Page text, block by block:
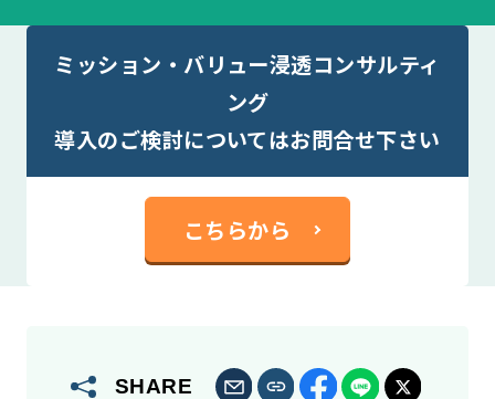
ミッション・バリュー浸透コンサルティ
ング
導入のご検討についてはお問合せ下さい
こちらから
SHARE